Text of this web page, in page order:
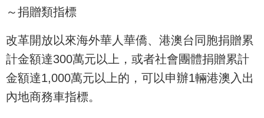
～捐贈類指標
改革開放以來海外華人華僑、港澳台同胞捐贈累
計金額達300萬元以上，或者社會團體捐贈累計
金額達1,000萬元以上的，可以申辦1輛港澳入出
內地商務車指標。